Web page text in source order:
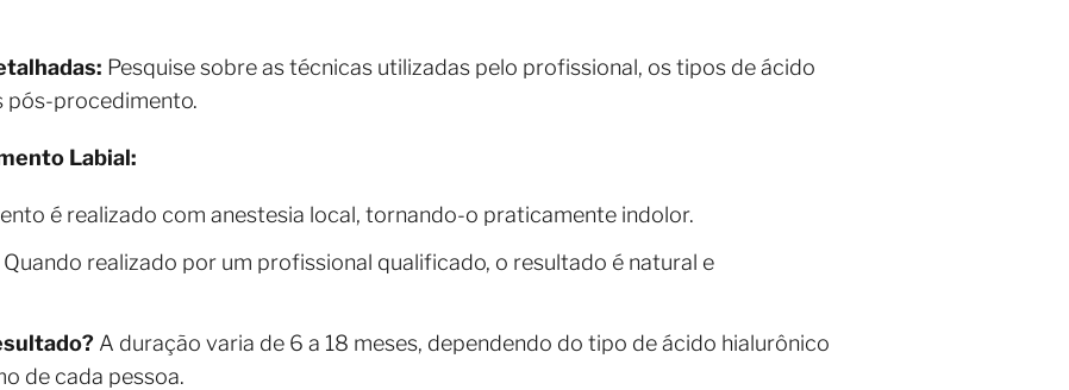
Pesquise sobre as técnicas utilizadas pelo profissional, os tipos de ácido
pós-procedimento.
Labial:
é realizado com anestesia local, tornando-o praticamente indolor.
Quando realizado por um profissional qualificado, o resultado é natural e
A duração varia de 6 a 18 meses, dependendo do tipo de ácido hialurônico
de cada pessoa.